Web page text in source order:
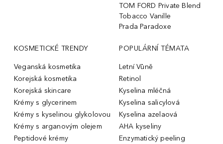
TOM FORD Private Blend
Tobacco Vanille
Prada Paradoxe
KOSMETICKÉ TRENDY
Veganská kosmetika
Korejská kosmetika
Korejská skincare
Krémy s glycerinem
Krémy s kyselinou glykolovou
Krémy s arganovým olejem
Peptidové krémy
POPULÁRNÍ TÉMATA
Letní Vůně
Retinol
Kyselina mléčná
Kyselina salicylová
Kyselina azelaová
AHA kyseliny
Enzymatický peeling